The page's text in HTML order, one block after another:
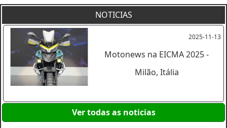
NOTICIAS
2025-11-13
Motonews na EICMA 2025 -
Milão, Itália
Ver todas as noticias